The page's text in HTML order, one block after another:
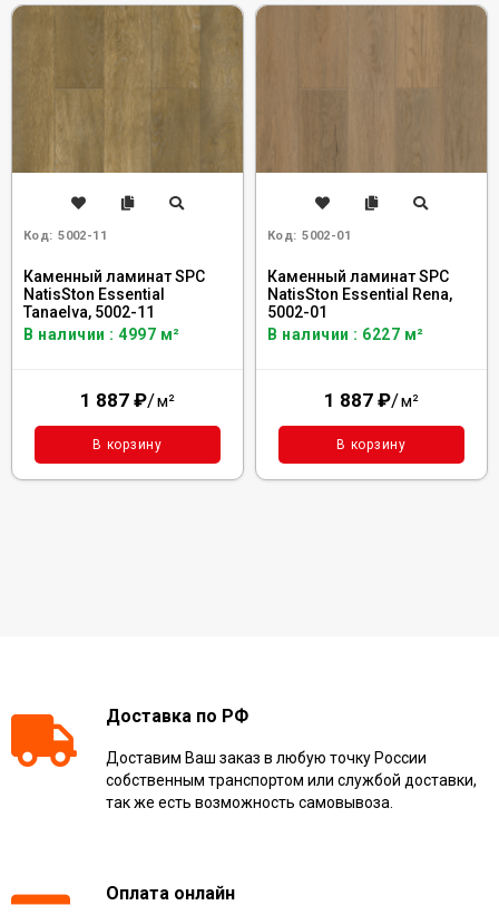
Код: 5002-11
Каменный ламинат SPC
NatisSton Essential
Tanaelva, 5002-11
В наличии : 4997 м²
1 887 ₽/м²
В корзину
Код: 5002-01
Каменный ламинат SPC
NatisSton Essential Rena,
5002-01
В наличии : 6227 м²
1 887 ₽/м²
В корзину
Доставка по РФ
Доставим Ваш заказ в любую точку России
собственным транспортом или службой доставки,
так же есть возможность самовывоза.
Оплата онлайн